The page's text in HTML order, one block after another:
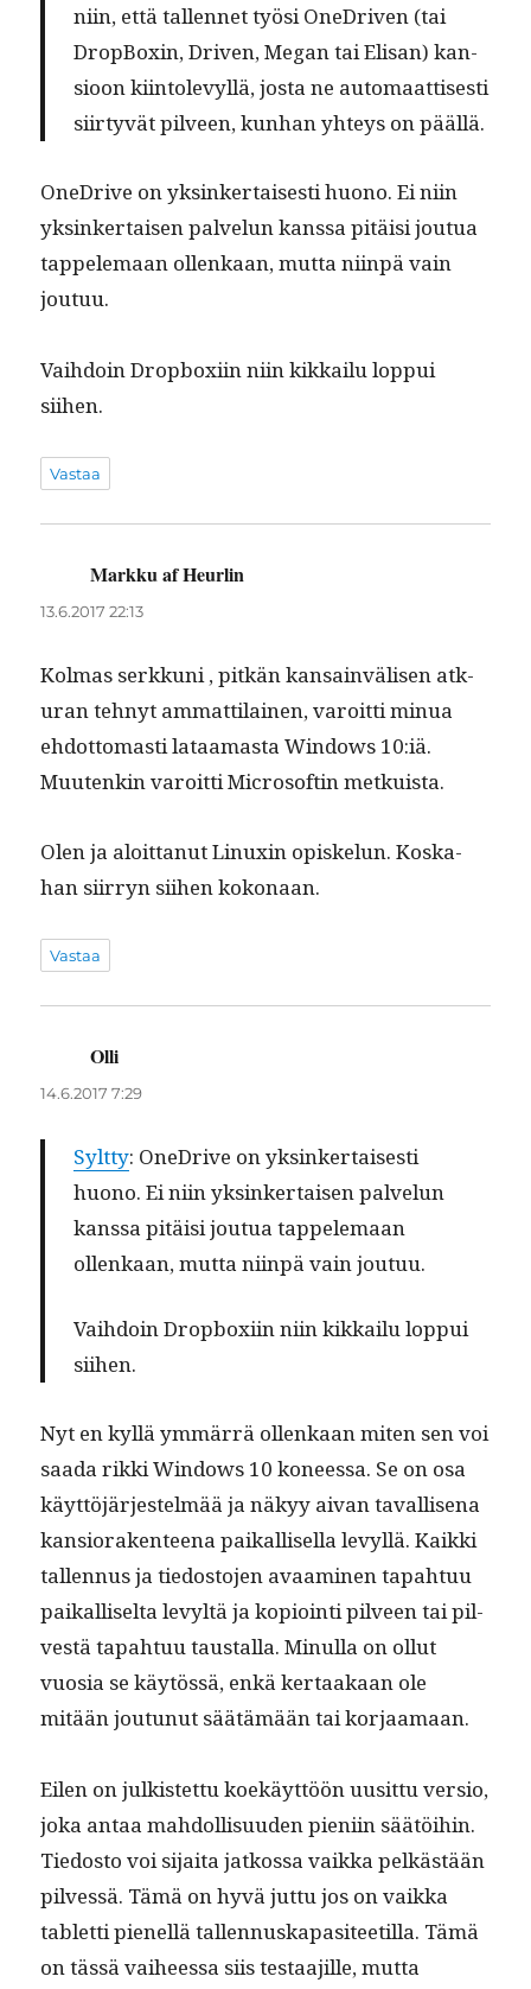
niin, että tal­len­net työsi OneDriv­en (tai
Drop­Box­in, Dri­ven, Megan tai Elisan) kan­
sioon kiin­tolevyl­lä, jos­ta ne automaat­tis­es­ti
siir­tyvät pil­veen, kun­han yhteys on päällä.
OneDrive on yksinker­tais­es­ti huono. Ei niin
yksinker­taisen palvelun kanssa pitäisi joutua
tap­pele­maan ollenkaan, mut­ta niin­pä vain
joutuu.
Vai­h­doin Drop­boxi­in niin kikkailu lop­pui
siihen.
Vastaa
Markku af Heurlin
13.6.2017 22:13
Kol­mas serkku­ni , pitkän kan­sain­välisen atk-
uran tehnyt ammat­ti­lainen, varoit­ti min­ua
ehdot­tomasti lataa­mas­ta Win­dows 10:iä.
Muutenkin varoit­ti Microsoft­in metkuista.
Olen ja aloit­tanut Lin­ux­in opiskelun. Koska­
han siir­ryn siihen kokonaan.
Vastaa
Olli
14.6.2017 7:29
Sylt­ty: OneDrive on yksinker­tais­es­ti
huono. Ei niin yksinker­taisen palvelun
kanssa pitäisi joutua tap­pele­maan
ollenkaan, mut­ta niin­pä vain joutuu.
Vai­h­doin Drop­boxi­in niin kikkailu lop­pui
siihen.
Nyt en kyl­lä ymmär­rä ollenkaan miten sen voi
saa­da rik­ki Win­dows 10 koneessa. Se on osa
käyt­töjär­jestelmää ja näkyy aivan taval­lise­na
kan­sio­rak­en­teena paikallisel­la levyl­lä. Kaik­ki
tal­len­nus ja tiedos­to­jen avaami­nen tapah­tuu
paikalliselta levyltä ja kopi­oin­ti pil­veen tai pil­
vestä tapah­tuu taustal­la. Min­ul­la on ollut
vuosia se käytössä, enkä ker­taakaan ole
mitään joutunut säätämään tai korjaamaan.
Eilen on julk­istet­tu koekäyt­töön uusit­tu ver­sio,
joka antaa mah­dol­lisu­u­den pieni­in säätöi­hin.
Tiedos­to voi sijai­ta jatkos­sa vaik­ka pelkästään
pil­vessä. Tämä on hyvä jut­tu jos on vaik­ka
tablet­ti pienel­lä tal­len­nuska­p­a­siteetil­la. Tämä
on tässä vai­heessa siis tes­taa­jille, mut­ta